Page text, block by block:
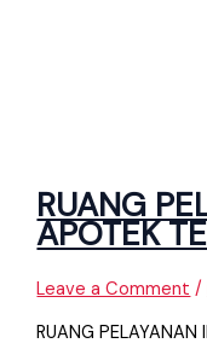
RUANG
APOTEK
Leave a Comment /
RUANG PELAYANAN